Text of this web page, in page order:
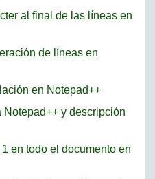
al final de las líneas en
de líneas en
en Notepad++
y descripción
en todo el documento en